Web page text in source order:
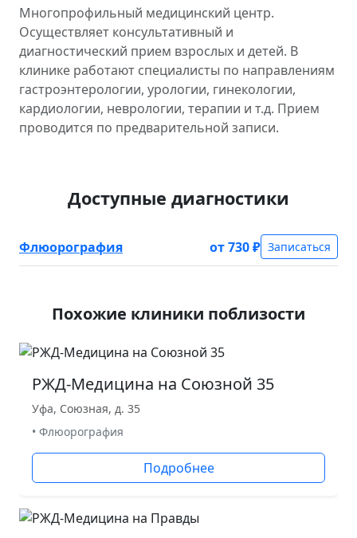
Многопрофильный медицинский центр.
Осуществляет консультативный и
диагностический прием взрослых и детей. В
клинике работают специалисты по направлениям
гастроэнтерологии, урологии, гинекологии,
кардиологии, неврологии, терапии и т.д. Прием
проводится по предварительной записи.
Доступные диагностики
Флюорография от 730 ₽ Записаться
Похожие клиники поблизости
РЖД-Медицина на Союзной 35
Уфа, Союзная, д. 35
• Флюорография
Подробнее